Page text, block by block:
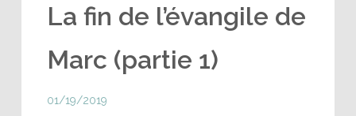
La fin de l’évangile de
Marc (partie 1)
01/19/2019